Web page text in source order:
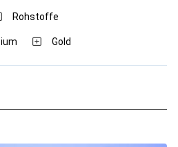
Rohstoffe
Gold